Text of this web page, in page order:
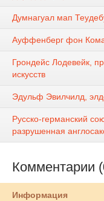
Думнагуал мап
Ауффенберг фон
Грондейс Лодевейк,
искусств
Эдульф Эвилчилд,
Русско-германский
разрушенная
Комментарии
Информация